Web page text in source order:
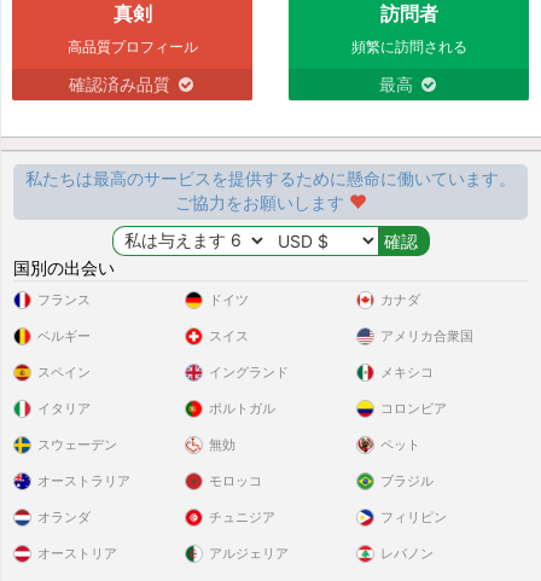
真剣
高品質プロフィール
確認済み品質
訪問者
頻繁に訪問される
最高
私たちは最高のサービスを提供するために懸命に働いています。
ご協力をお願いします
国別の出会い
フランス
ベルギー
スペイン
イタリア
スウェーデン
ドイツ
スイス
イングランド
ポルトガル
無効
カナダ
アメリカ合衆国
メキシコ
コロンビア
ペット
オーストラリア
オランダ
オーストリア
モロッコ
チュニジア
アルジェリア
ブラジル
フィリピン
レバノン